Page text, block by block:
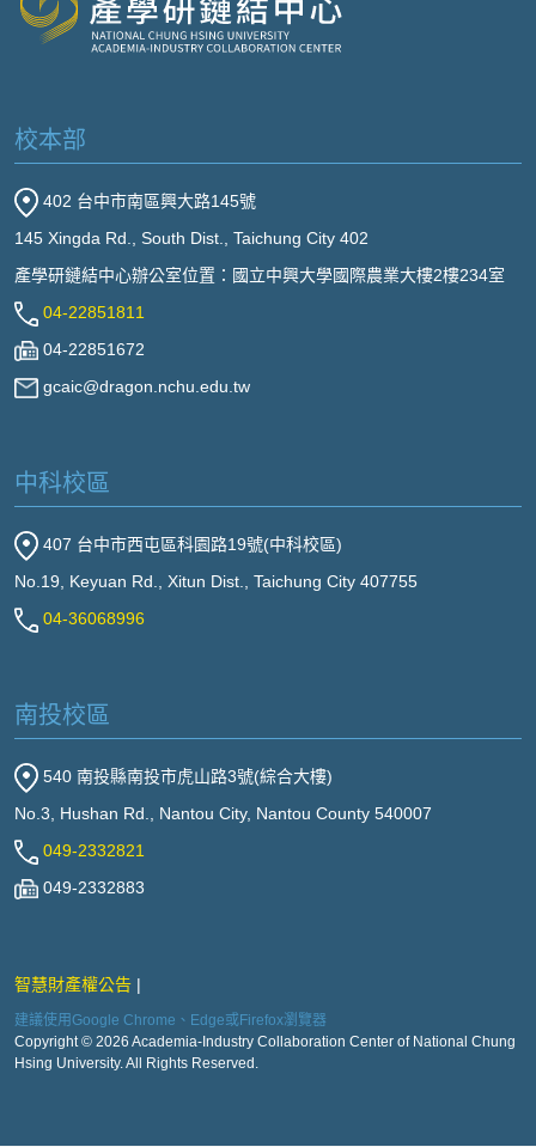
校本部
402 台中市南區興大路145號
145 Xingda Rd., South Dist., Taichung City 402
產學研鏈結中心辦公室位置：國立中興大學國際農業大樓2樓234室
04-22851811
04-22851672
gcaic@dragon.nchu.edu.tw
中科校區
407 台中市西屯區科園路19號(中科校區)
No.19, Keyuan Rd., Xitun Dist., Taichung City 407755
04-36068996
南投校區
540 南投縣南投市虎山路3號(綜合大樓)
No.3, Hushan Rd., Nantou City, Nantou County 540007
049-2332821
049-2332883
智慧財產權公告
建議使用Google Chrome、Edge或Firefox瀏覽器
Copyright © 2026 Academia-Industry Collaboration Center of National Chung
Hsing University. All Rights Reserved.